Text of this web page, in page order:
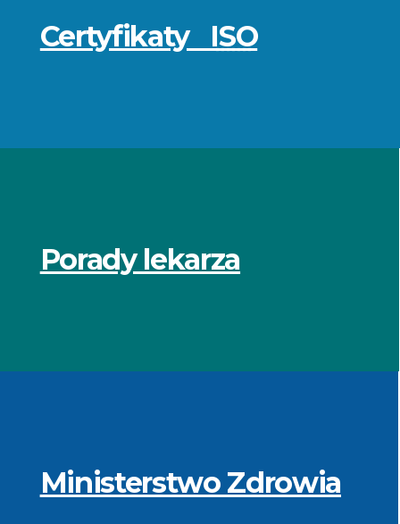
Certyfikaty ISO
Porady lekarza
Ministerstwo Zdrowia